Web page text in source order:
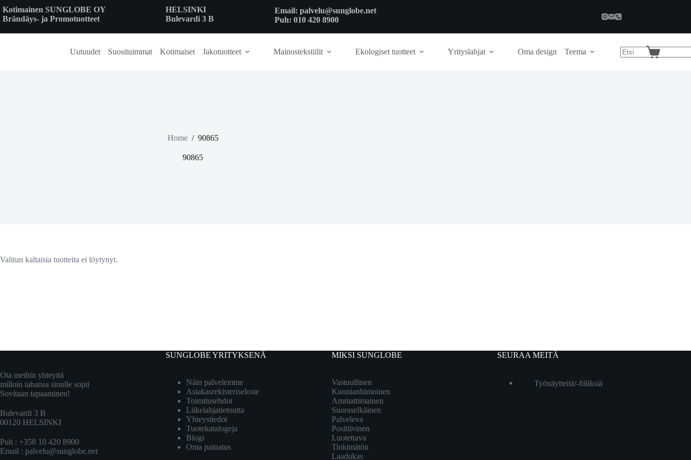
to
content
Kotimainen SUNGLOBE OY
Brändäys- ja Promotuotteet
HELSINKI
Bulevardi 3 B
Email: palvelu@sunglobe.net
Puh: 010 420 8900
Uutuudet Suosituimmat Kotimaiset Jakotuotteet Mainostekstiilit Ekologiset tuotteet Yrityslahjat Oma design Teema
Shopping
Home / 90865
90865
Valitun kaltaisia tuotteita ei löytynyt.
Ota meihin yhteyttä
milloin tahansa sinulle sopii
Sovitaan tapaaminen!
Bulevardi 3 B
00120 HELSINKI
Puh : +358 10 420 8900
Email : palvelu@sunglobe.net
SUNGLOBE YRITYKSENÄ
Näin palvelemme
Asiakasrekisteriseloste
Toimitusehdot
Liikelahjatietoutta
Yhteystiedot
Tuotekatalogeja
Blogi
Oma painatus
MIKSI SUNGLOBE
Vastuullinen
Kunnianhimoinen
Ammattimainen
Suoraselkäinen
Palveleva
Positiivinen
Luotettava
Tinkimätön
Laadukas
SEURAA MEITÄ
Työnäytteitä/-fiiliksiä